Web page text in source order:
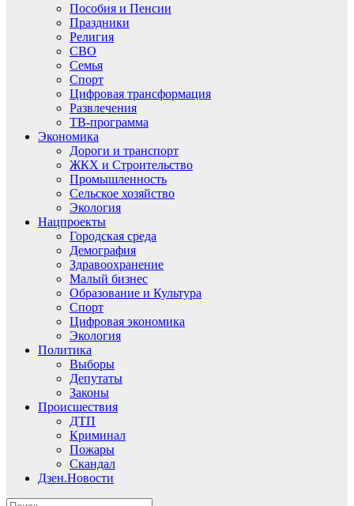
Пособия и Пенсии
Праздники
Религия
СВО
Семья
Спорт
Цифровая трансформация
Развлечения
ТВ-программа
Экономика
Дороги и транспорт
ЖКХ и Строительство
Промышленность
Сельское хозяйство
Экология
Нацпроекты
Городская среда
Демография
Здравоохранение
Малый бизнес
Образование и Культура
Спорт
Цифровая экономика
Экология
Политика
Выборы
Депутаты
Законы
Происшествия
ДТП
Криминал
Пожары
Скандал
Дзен.Новости